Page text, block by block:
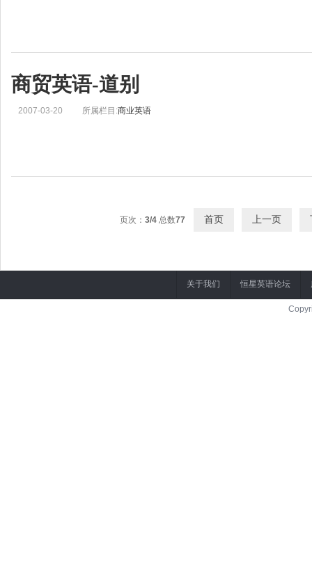
商贸英语-道别
2007-03-20 所属栏目:商业英语
页次： 3/4 总数77 首页 上一页
关于我们 恒星英语论坛